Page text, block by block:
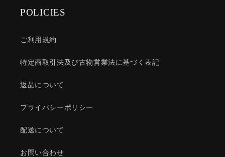
POLICIES
ご利用規約
特定商取引法及び古物営業法に基づく表記
返品について
プライバシーポリシー
配送について
お問い合わせ